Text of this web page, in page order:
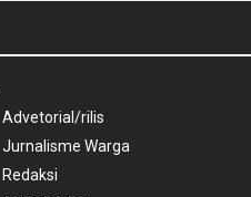
Advetorial/rilis
Jurnalisme Warga
Redaksi